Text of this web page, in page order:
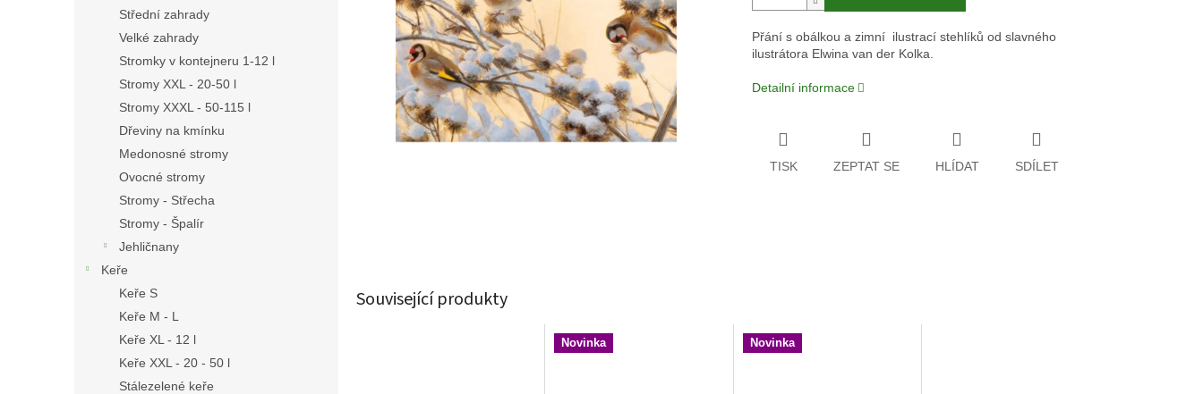
Střední zahrady
Velké zahrady
Stromky v kontejneru 1-12 l
Stromy XXL - 20-50 l
Stromy XXXL - 50-115 l
Dřeviny na kmínku
Medonosné stromy
Ovocné stromy
Stromy - Střecha
Stromy - Špalír
Jehličnany
Keře
Keře S
Keře M - L
Keře XL - 12 l
Keře XXL - 20 - 50 l
Stálezelené keře
Přání s obálkou a zimní ilustrací stehlíků od slavného
ilustrátora Elwina van der Kolka.
Detailní informace
TISK ZEPTAT SE HLÍDAT SDÍLET
Související produkty
Novinka Novinka